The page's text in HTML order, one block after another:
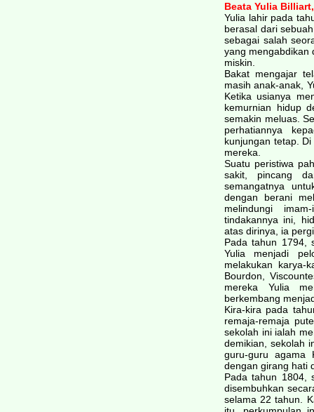
Beata Yulia
Yulia lahir pada
berasal dari
sebagai salah
yang mengabdikan
miskin.
Bakat mengajar
masih anak-anak,
Ketika usianya
kemurnian hidup
semakin meluas.
perhatiannya
kunjungan tetap.
mereka.
Suatu peristiwa
sakit, pincang
semangatnya
dengan berani
melindungi
tindakannya ini,
atas dirinya, ia
Pada tahun 1794,
Yulia menjadi
melakukan karya-
Bourdon,
mereka Yulia
berkembang
Kira-kira pada
remaja-remaja
sekolah ini ialah
demikian, sekolah
guru-guru agama
dengan girang hati
Pada tahun 1804,
disembuhkan
selama 22 tahun.